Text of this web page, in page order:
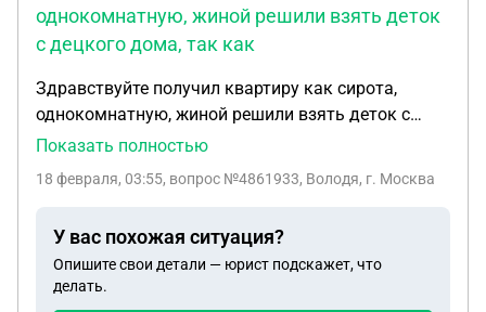
однокомнатную, жиной решили взять деток
с децкого дома, так как
Здравствуйте получил квартиру как сирота,
однокомнатную, жиной решили взять деток с
децкого дома, так как жина не может иметь
пять лет, но мы пока её не оформили
Показать полностью
18 февраля, 03:55, вопрос №4861933, Володя, г. Москва
У вас похожая ситуация?
Опишите свои детали — юрист подскажет, что
делать.